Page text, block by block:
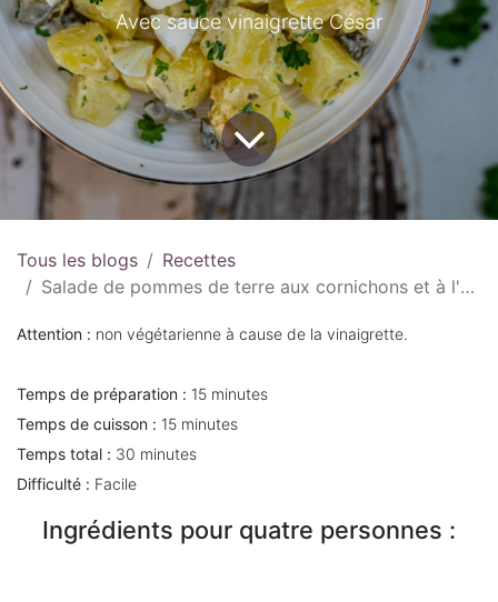
Avec sauce vinaigrette César
Tous les blogs
Recettes
Salade de pommes de terre aux cornichons et à l'œuf
Attention : non végétarienne à cause de la vinaigrette.
Temps de préparation : 15 minutes
Temps de cuisson : 15 minutes
Temps total : 30 minutes
Difficulté : Facile
Ingrédients pour quatre personnes :